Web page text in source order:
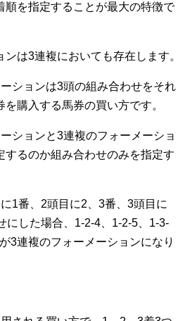
順を指定することが最大の特徴で
は3連複においても存在します。
ションは3頭の組み合わせをそれ
購入する馬券の買い方です。
ションと3連複のフォーメーショ
するのか組み合わせのみを指定す
1番、2頭目に2、3番、3頭目に
にした場合、1-2-4、1-2-5、1-3-
3連複のフォーメーションになり